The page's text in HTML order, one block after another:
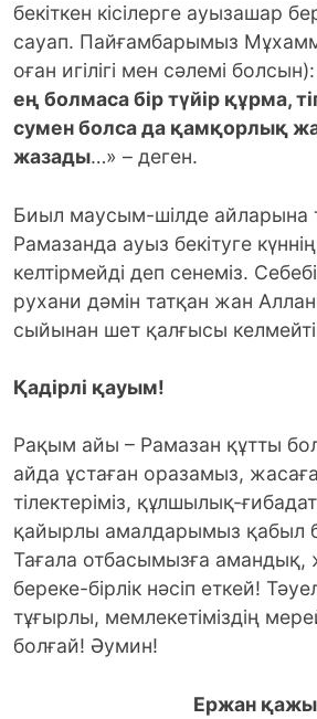
бекіткен кісілерге ауызашар
сауап. Пайғамбарымыз
оған игілігі мен сәлемі болсын):
ең болмаса бір түйір құрма,
сумен болса да қамқорлық
жазады…» – деген.
Биыл маусым-шілде айларына
Рамазанда ауыз бекітуге
келтірмейді деп сенеміз.
рухани дәмін татқан жан
сыйынан шет қалғысы
Қадірлі қауым!
Рақым айы – Рамазан құтты
айда ұстаған оразамыз,
тілектеріміз, құлшылық-
қайырлы амалдарымыз қабыл
Тағала отбасымызға
береке-бірлік нәсіп еткей!
тұғырлы, мемлекетіміздің
болғай! Әумин!
Ержан